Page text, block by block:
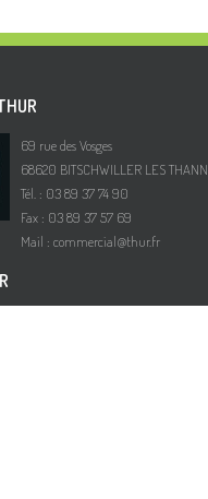
69 rue des Vosges
68620 BITSCHWILLER LES THANN
Tél. : 03 89 37 74 90
Fax : 03 89 37 57 69
Mail : commercial@thur.fr